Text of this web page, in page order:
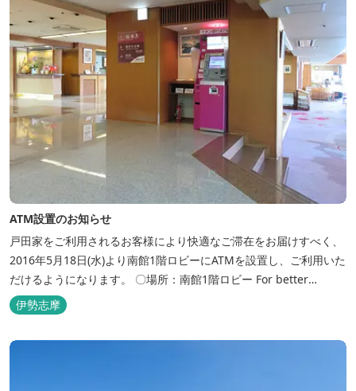
ATM設置のお知らせ
戸田家をご利用されるお客様により快適なご滞在をお届けすべく、
2016年5月18日(水)より南館1階ロビーにATMを設置し、ご利用いた
だけるようになります。 〇場所：南館1階ロビー For better
convenience, ATM Machine which includes cash dispenser will
be available at Todaya Hotel’s 1...
伊勢志摩